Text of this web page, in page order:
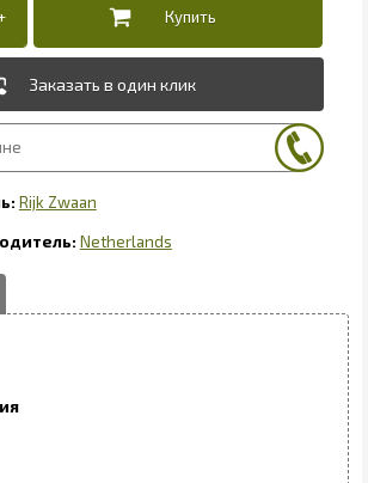
Заказать в один клик
Rijk Zwaan
Netherlands